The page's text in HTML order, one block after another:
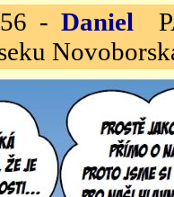
- Daniel